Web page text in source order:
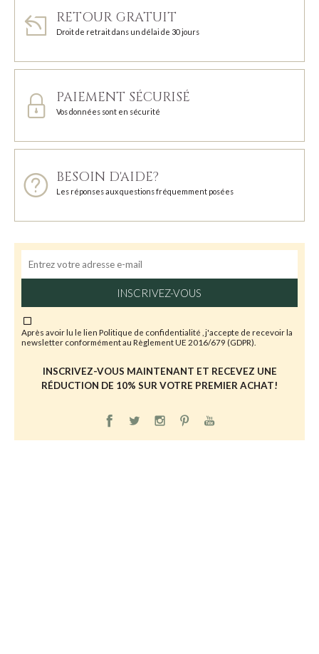
RETOUR GRATUIT
Droit de retrait dans un délai de 30 jours
PAIEMENT SÉCURISÉ
Vos données sont en sécurité
BESOIN D'AIDE?
Les réponses aux questions fréquemment posées
INSCRIVEZ-VOUS
Après avoir lu le lien Politique de confidentialité , j'accepte de recevoir la
newsletter conformément au Règlement UE 2016/679 (GDPR).
INSCRIVEZ-VOUS MAINTENANT ET RECEVEZ UNE
RÉDUCTION DE 10% SUR VOTRE PREMIER ACHAT!